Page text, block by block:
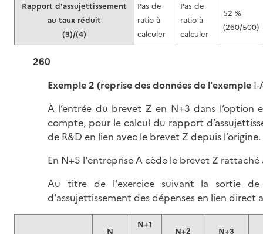
Rapport d'assujettissement
au taux réduit
(3)/(4)
Pas de
ratio à
calculer
Pas de
ratio à
calculer
52 %
(260/500)
260
Exemple 2 (reprise des données de l'exemple I-
À l’entrée du brevet Z en N+3 dans
compte, pour le calcul du rapport
de R&D en lien avec le brevet Z depuis l’origine.
En N+5 l'entreprise A cède le brevet Z
Au titre de l'exercice suivant la sortie
d'assujettissement des dépenses en lien direct
N
N+1
N+2 N+3